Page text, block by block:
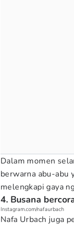
Dalam momen
berwarna abu-abu
melengkapi gaya
4. Busana
Instagram.com/nafaurbach
Nafa Urbach juga